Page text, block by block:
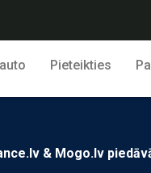
Pieteikties
& Mogo.lv